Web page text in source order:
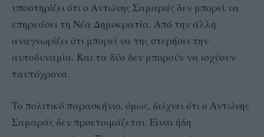
υποστηρίζει ότι ο Αντώνης Σαμαράς δεν μπορεί να
επηρεάσει τη Νέα Δημοκρατία. Από την άλλη
αναγνωρίζει ότι μπορεί να της στερήσει την
αυτοδυναμία. Και τα δύο δεν μπορούν να ισχύουν
ταυτόχρονα.
Το πολιτικό παρασκήνιο, όμως, δείχνει ότι ο Αντώνης
Σαμαράς δεν προετοιμάζεται. Είναι ήδη